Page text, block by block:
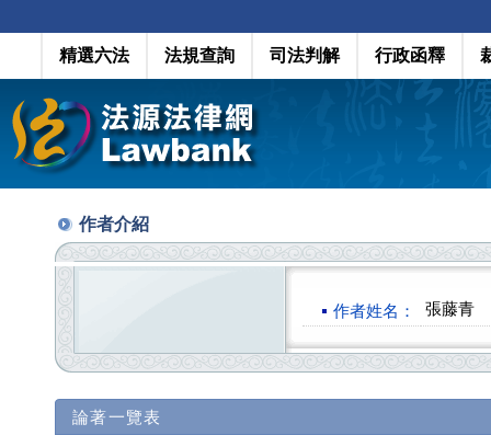
精選六法 法規查詢 司法判解 行政函釋
作者介紹
作者姓名： 張藤青
論著一覽表